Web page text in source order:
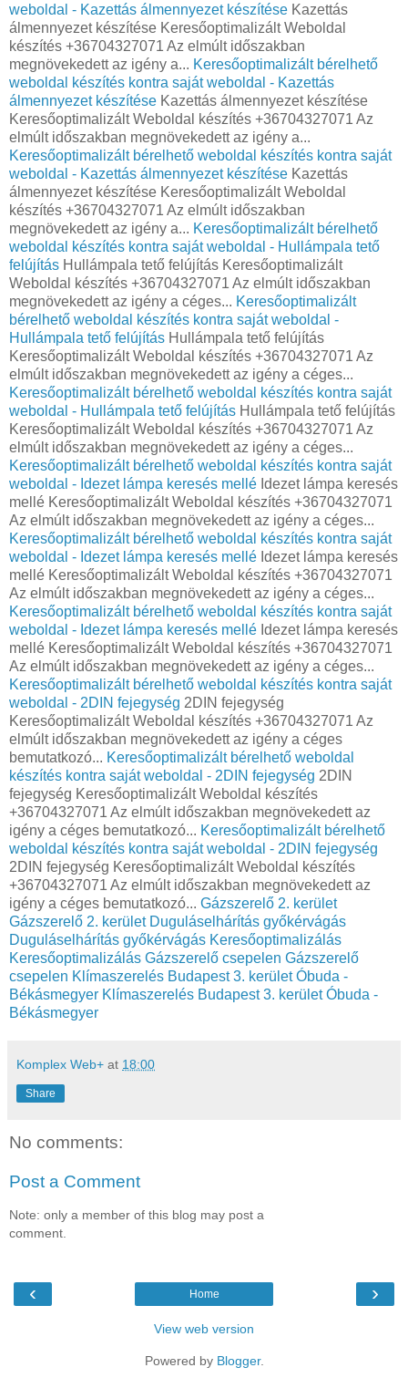
weboldal - Kazettás álmennyezet készítése Kazettás
álmennyezet készítése Keresőoptimalizált Weboldal
készítés +36704327071 Az elmúlt időszakban
megnövekedett az igény a... Keresőoptimalizált bérelhető
weboldal készítés kontra saját weboldal - Kazettás
álmennyezet készítése Kazettás álmennyezet készítése
Keresőoptimalizált Weboldal készítés +36704327071 Az
elmúlt időszakban megnövekedett az igény a...
Keresőoptimalizált bérelhető weboldal készítés kontra saját
weboldal - Kazettás álmennyezet készítése Kazettás
álmennyezet készítése Keresőoptimalizált Weboldal
készítés +36704327071 Az elmúlt időszakban
megnövekedett az igény a... Keresőoptimalizált bérelhető
weboldal készítés kontra saját weboldal - Hullámpala tető
felújítás Hullámpala tető felújítás Keresőoptimalizált
Weboldal készítés +36704327071 Az elmúlt időszakban
megnövekedett az igény a céges... Keresőoptimalizált
bérelhető weboldal készítés kontra saját weboldal -
Hullámpala tető felújítás Hullámpala tető felújítás
Keresőoptimalizált Weboldal készítés +36704327071 Az
elmúlt időszakban megnövekedett az igény a céges...
Keresőoptimalizált bérelhető weboldal készítés kontra saját
weboldal - Hullámpala tető felújítás Hullámpala tető felújítás
Keresőoptimalizált Weboldal készítés +36704327071 Az
elmúlt időszakban megnövekedett az igény a céges...
Keresőoptimalizált bérelhető weboldal készítés kontra saját
weboldal - Idezet lámpa keresés mellé Idezet lámpa keresés
mellé Keresőoptimalizált Weboldal készítés +36704327071
Az elmúlt időszakban megnövekedett az igény a céges...
Keresőoptimalizált bérelhető weboldal készítés kontra saját
weboldal - Idezet lámpa keresés mellé Idezet lámpa keresés
mellé Keresőoptimalizált Weboldal készítés +36704327071
Az elmúlt időszakban megnövekedett az igény a céges...
Keresőoptimalizált bérelhető weboldal készítés kontra saját
weboldal - Idezet lámpa keresés mellé Idezet lámpa keresés
mellé Keresőoptimalizált Weboldal készítés +36704327071
Az elmúlt időszakban megnövekedett az igény a céges...
Keresőoptimalizált bérelhető weboldal készítés kontra saját
weboldal - 2DIN fejegység 2DIN fejegység
Keresőoptimalizált Weboldal készítés +36704327071 Az
elmúlt időszakban megnövekedett az igény a céges
bemutatkozó... Keresőoptimalizált bérelhető weboldal
készítés kontra saját weboldal - 2DIN fejegység 2DIN
fejegység Keresőoptimalizált Weboldal készítés
+36704327071 Az elmúlt időszakban megnövekedett az
igény a céges bemutatkozó... Keresőoptimalizált bérelhető
weboldal készítés kontra saját weboldal - 2DIN fejegység
2DIN fejegység Keresőoptimalizált Weboldal készítés
+36704327071 Az elmúlt időszakban megnövekedett az
igény a céges bemutatkozó... Gázszerelő 2. kerület
Gázszerelő 2. kerület Duguláselhárítás győkérvágás
Duguláselhárítás győkérvágás Keresőoptimalizálás
Keresőoptimalizálás Gázszerelő csepelen Gázszerelő
csepelen Klímaszerelés Budapest 3. kerület Óbuda -
Békásmegyer Klímaszerelés Budapest 3. kerület Óbuda -
Békásmegyer
Komplex Web+ at 18:00
Share
No comments:
Post a Comment
Note: only a member of this blog may post a
comment.
‹ ›
Home
View web version
Powered by Blogger.